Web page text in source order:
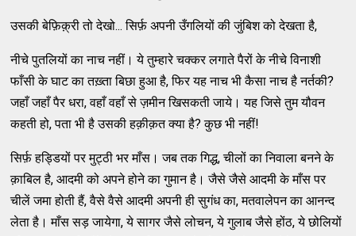
उसकी बेफ़िक़्री तो देखो... सिर्फ़ अपनी उँगलियों की जुंबिश को देखता है,
नीचे पुतलियों का नाच नहीं। ये तुम्हारे चक्कर लगाते पैरों के नीचे विनाशी
फाँसी के घाट का तख़्ता बिछा हुआ है, फिर यह नाच भी कैसा नाच है नर्तकी?
जहाँ जहाँ पैर धरा, वहाँ वहाँ से ज़मीन खिसकती जाये। यह जिसे तुम यौवन
कहती हो, पता भी है उसकी हक़ीक़त क्या है? कुछ भी नहीं!
सिर्फ़ हड्डियों पर मुट्ठी भर माँस। जब तक गिद्ध, चीलों का निवाला बनने के
क़ाबिल है, आदमी को अपने होने का गुमान है। जैसे जैसे आदमी के माँस पर
चीलें जमा होती हैं, वैसे वैसे आदमी अपनी ही सुगंध का, मतवालेपन का आनन्द
लेता है। माँस सड़ जायेगा, ये सागर जैसे लोचन, ये गुलाब जैसे होंठ, ये छोलियों